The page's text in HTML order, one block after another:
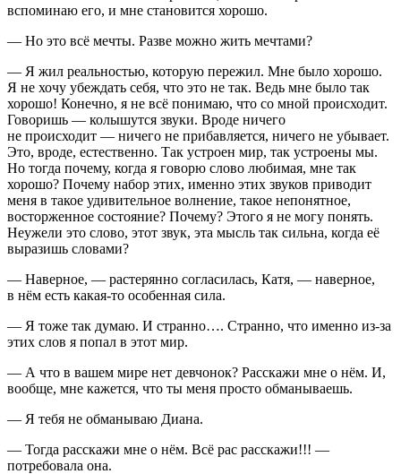
вспоминаю его, и мне становится хорошо.
— Но это всё мечты. Разве можно жить мечтами?
— Я жил реальностью, которую пережил. Мне было хорошо.
Я не хочу убеждать себя, что это не так. Ведь мне было так
хорошо! Конечно, я не всё понимаю, что со мной происходит.
Говоришь — колышутся звуки. Вроде ничего
не происходит — ничего не прибавляется, ничего не убывает.
Это, вроде, естественно. Так устроен мир, так устроены мы.
Но тогда почему, когда я говорю слово любимая, мне так
хорошо? Почему набор этих, именно этих звуков приводит
меня в такое удивительное волнение, такое непонятное,
восторженное состояние? Почему? Этого я не могу понять.
Неужели это слово, этот звук, эта мысль так сильна, когда её
выразишь словами?
— Наверное, — растерянно согласилась, Катя, — наверное,
в нём есть какая-то особенная сила.
— Я тоже так думаю. И странно…. Странно, что именно из-за
этих слов я попал в этот мир.
— А что в вашем мире нет девчонок? Расскажи мне о нём. И,
вообще, мне кажется, что ты меня просто обманываешь.
— Я тебя не обманываю Диана.
— Тогда расскажи мне о нём. Всё рас расскажи!!! —
потребовала она.